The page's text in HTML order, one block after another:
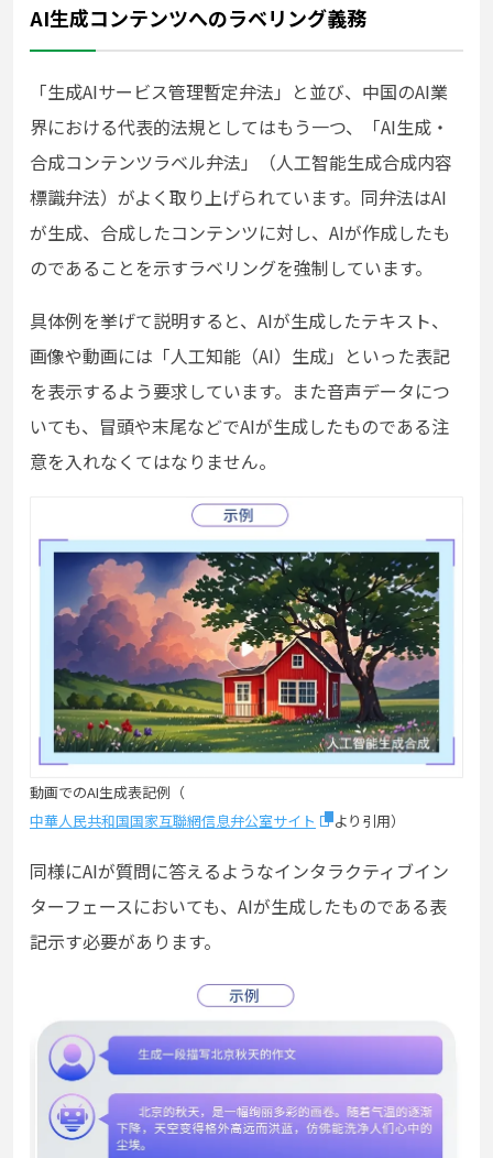
AI生成コンテンツへのラベリング義務
「生成AIサービス管理暫定弁法」と並び、中国のAI業
界における代表的法規としてはもう一つ、「AI生成・
合成コンテンツラベル弁法」（人工智能生成合成内容
標識弁法）がよく取り上げられています。同弁法はAI
が生成、合成したコンテンツに対し、AIが作成したも
のであることを示すラベリングを強制しています。
具体例を挙げて説明すると、AIが生成したテキスト、
画像や動画には「人工知能（AI）生成」といった表記
を表示するよう要求しています。また音声データにつ
いても、冒頭や末尾などでAIが生成したものである注
意を入れなくてはなりません。
動画でのAI生成表記例（
中華人民共和国国家互聯網信息弁公室サイト
より引用）
同様にAIが質問に答えるようなインタラクティブイン
ターフェースにおいても、 AIが生成したものである表
記示す必要があります。